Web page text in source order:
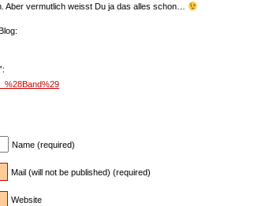
Aber vermutlich weisst Du ja das alles schon…
Name (required)
Mail (will not be published) (required)
Website